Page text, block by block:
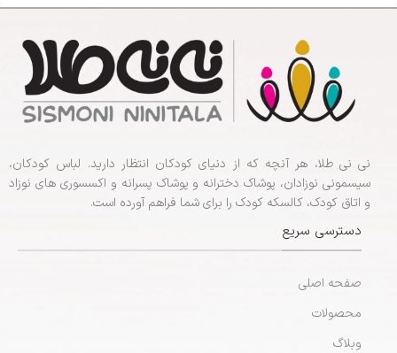
نی نی طلا، هر آنچه که از دنیای کودکان انتظار دارید. لباس کودکان،
سیسمونی نوزادان، پوشاک دخترانه و پوشاک پسرانه و اکسسوری های نوزاد
و اتاق کودک، کالسکه کودک را برای شما فراهم آورده است.
دسترسی سریع
صفحه اصلی
محصولات
وبلاگ